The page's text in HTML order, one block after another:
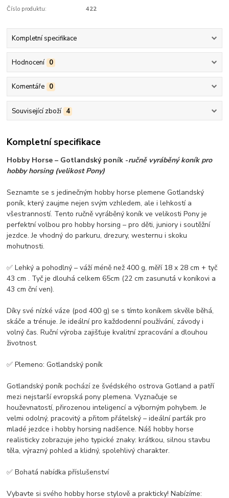
Číslo produktu: 422
Kompletní specifikace
Hodnocení 0
Komentáře 0
Související zboží 4
Kompletní specifikace
Hobby Horse – Gotlandský poník -ručně vyráběný koník pro
hobby horsing (velikost Pony)
Seznamte se s jedinečným hobby horse plemene Gotlandský
poník, který zaujme nejen svým vzhledem, ale i lehkostí a
všestranností. Tento ručně vyráběný koník ve velikosti Pony je
perfektní volbou pro hobby horsing – pro děti, juniory i soutěžní
jezdce. Je vhodný do parkuru, drezury, westernu i skoku
mohutnosti.
✅ Lehký a pohodlný – váží méně než 400 g, měří 18 x 28 cm + tyč
43 cm . Tyč je dlouhá celkem 65cm (22 cm zasunutá v koníkovi a
43 cm ční ven).
Díky své nízké váze (pod 400 g) se s tímto koníkem skvěle běhá,
skáče a trénuje. Je ideální pro každodenní používání, závody i
volný čas. Ruční výroba zajišťuje kvalitní zpracování a dlouhou
životnost.
✅ Plemeno: Gotlandský poník
Gotlandský poník pochází ze švédského ostrova Gotland a patří
mezi nejstarší evropská pony plemena. Vyznačuje se
houževnatostí, přirozenou inteligencí a výborným pohybem. Je
velmi odolný, pracovitý a přitom přátelský – ideální parťák pro
mladé jezdce i hobby horsing nadšence. Náš hobby horse
realisticky zobrazuje jeho typické znaky: krátkou, silnou stavbu
těla, výrazný pohled a klidný, spolehlivý charakter.
✅ Bohatá nabídka příslušenství
Vybavte si svého hobby horse stylově a prakticky! Nabízíme: